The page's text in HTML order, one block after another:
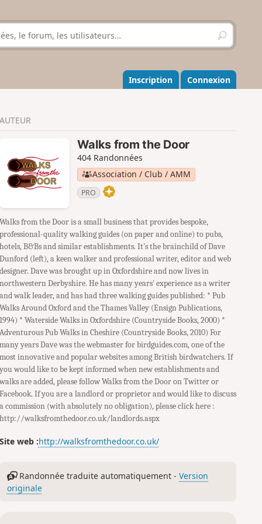
R
e
h
e
r
r
Inscription Connexion
AUTEUR
Walks from the Door
404 Randonnées
Association / Club / AMM
PRO
Walks from the Door is a small business that provides bespoke,
professional-quality walking guides (on paper and online) to pubs,
hotels, B&Bs and similar establishments. It's the brainchild of Dave
Dunford (left), a keen walker and professional writer, editor and web
designer. Dave was brought up in Oxfordshire and now lives in
northwestern Derbyshire. He has many years' experience as a writer
and walk leader, and has had three walking guides published: * Pub
Walks Around Oxford and the Thames Valley (Ensign Publications,
1994) * Waterside Walks in Oxfordshire (Countryside Books, 2000) *
Adventurous Pub Walks in Cheshire (Countryside Books, 2010) For
many years Dave was the webmaster for birdguides.com, one of the
most innovative and popular websites among British birdwatchers. If
would like to be kept informed when new establishments and
walks are added, please follow Walks from the Door on Twitter or
Facebook. If you are a landlord or proprietor and would like to discuss
a commission (with absolutely no obligation), please click here :
http://walksfromthedoor.co.uk/landlords.aspx
Site web :http://walksfromthedoor.co.uk/
Randonnée traduite automatiquement -Version
originale